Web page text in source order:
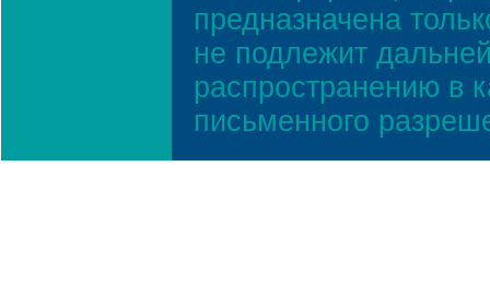
предназначена
не подлежит
распространению в
письменного